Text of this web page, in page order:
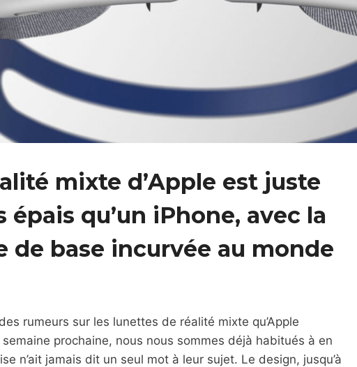
mixte d’Apple est juste
qu’un iPhone, avec la
de base incurvée au monde
rumeurs sur les lunettes de réalité mixte qu’Apple
prochaine, nous nous sommes déjà habitués à en
n’ait jamais dit un seul mot à leur sujet. Le design, jusqu’à